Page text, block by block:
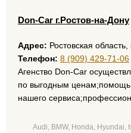
Don-Car г.Ростов-на-Дону
Адрес: Ростовская
Телефон: 8 (909) 429-71-06
Агенство Don-Car
по выгодным ценам;помощь
нашего
Audi, BMW, Honda, Hyundai,